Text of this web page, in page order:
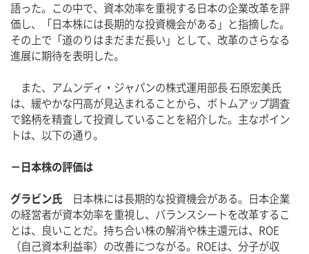
語った。この中で、資本効率を重視する日本の企業改革を評
価し、「日本株には長期的な投資機会がある」と指摘した。
その上で「道のりはまだまだ長い」として、改革のさらなる
進展に期待を表明した。
また、アムンディ・ジャパンの株式運用部長 石原宏美氏
は、緩やかな円高が見込まれることから、ボトムアップ調査
で銘柄を精査して投資していることを紹介した。主なポイン
トは、以下の通り。
－日本株の評価は
グラビン氏 日本株には長期的な投資機会がある。日本企業
の経営者が資本効率を重視し、バランスシートを改革するこ
とは、良いことだ。持ち合い株の解消や株主還元は、ROE
（自己資本利益率）の改善につながる。ROEは、分子が収